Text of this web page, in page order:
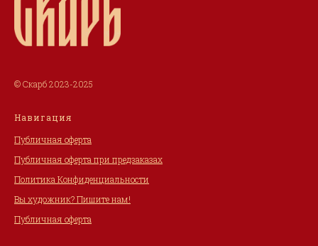
© Скарб 2023-2025
Навигация
Публичная оферта
Публичная оферта при предзаказах
Политика Конфиденциальности
Вы художник? Пишите нам!
Публичная оферта